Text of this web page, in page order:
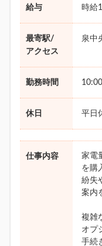
給与 時給
最寄駅/
アクセス
泉中
勤務時間
休日 平日
仕事内容
家電
を購
紛失
案内
複雑
オプ
手続